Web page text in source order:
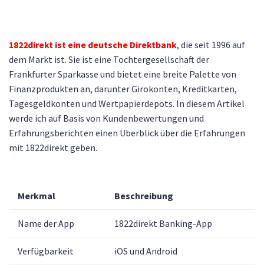
1822direkt ist eine deutsche Direktbank, die seit 1996 auf
dem Markt ist. Sie ist eine Tochtergesellschaft der
Frankfurter Sparkasse und bietet eine breite Palette von
Finanzprodukten an, darunter Girokonten, Kreditkarten,
Tagesgeldkonten und Wertpapierdepots. In diesem Artikel
werde ich auf Basis von Kundenbewertungen und
Erfahrungsberichten einen Überblick über die Erfahrungen
mit 1822direkt geben.
Merkmal Beschreibung
Name der App 1822direkt Banking-App
Verfügbarkeit iOS und Android